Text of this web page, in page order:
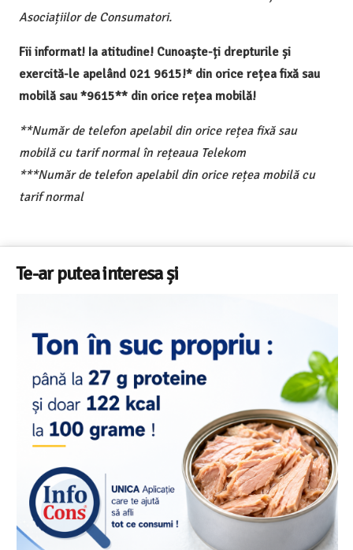
Asociațiilor de Consumatori.
Fii informat! Ia atitudine! Cunoaște-ți drepturile și
exercită-le apelând 021 9615!* din orice rețea fixă sau
mobilă sau *9615** din orice rețea mobilă!
**Număr de telefon apelabil din orice rețea fixă sau
mobilă cu tarif normal în rețeaua Telekom
***Număr de telefon apelabil din orice rețea mobilă cu
tarif normal
Te-ar putea interesa și